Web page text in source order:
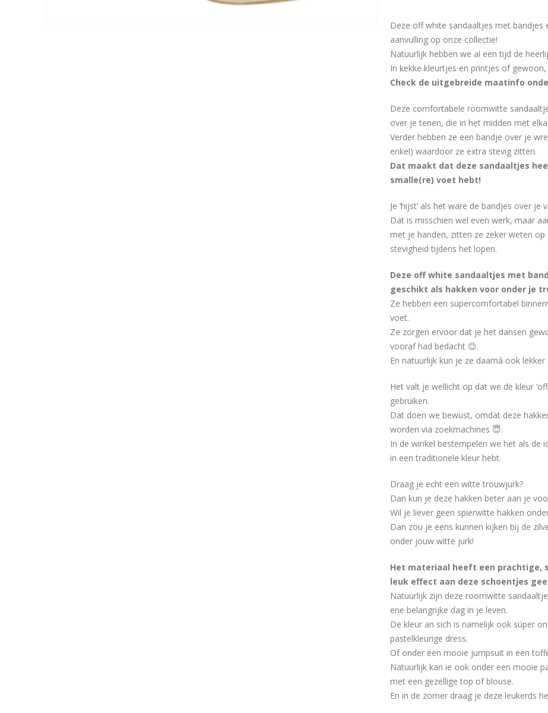
Deze off white sandaaltjes met bandjes
aanvulling op onze collectie!
Natuurlijk hebben we al een tijd de
In kekke kleurtjes en printjes of gewoon,
Check de uitgebreide maatinfo
Deze comfortabele roomwitte
over je tenen, die in het midden met
Verder hebben ze een bandje over je
enkel) waardoor ze extra stevig zitten.
Dat maakt dat deze sandaaltjes
smalle(re) voet hebt!
Je ‘hijst’ als het ware de bandjes over
Dat is misschien wel even werk, maar
met je handen, zitten ze zeker weten
stevigheid tijdens het lopen.
Deze off white sandaaltjes met
geschikt als hakken voor onder je
Ze hebben een supercomfortabel
voet.
Ze zorgen ervoor dat je het dansen
vooraf had bedacht 😊.
En natuurlijk kun je ze daarná ook lekker
Het valt je wellicht op dat we de kleur
gebruiken.
Dat doen we bewust, omdat deze
worden via zoekmachines 😇.
In de winkel bestempelen we het als de
in een traditionele kleur hebt.
Draag je echt een wítte trouwjurk?
Dan kun je deze hakken beter aan je
Wil je liever geen spierwitte hakken
Dan zou je eens kunnen kijken bij de
onder jouw witte jurk!
Het materiaal heeft een prachtige,
leuk effect aan deze schoentjes
Natuurlijk zijn deze roomwitte
ene belangrijke dag in je leven.
De kleur an sich is namelijk ook súper
pastelkleurige dress.
Of onder een mooie jumpsuit in een
Natuurlijk kan ie ook onder een mooie
met een gezellige top of blouse.
En in de zomer draag je deze leukerds